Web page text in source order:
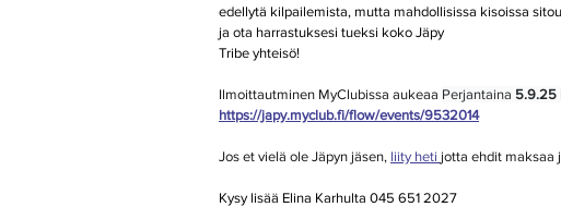
edellytä kilpailemista, mutta mahdollisissa kisoissa
ja ota harrastuksesi tueksi koko Jäpy
Tribe yhteisö!
Ilmoittautminen MyClubissa aukeaa Perjantaina 5.9.25
https://japy.myclub.fi/flow/events/9532014
Jos et vielä ole Jäpyn jäsen, liity heti jotta ehdit maksaa
Kysy lisää Elina Karhulta 045 651 2027